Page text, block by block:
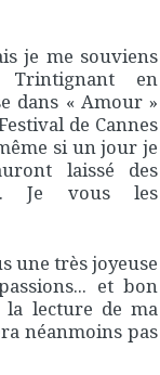
je me souviens
Trintignant en
dans « Amour »
de Cannes
si un jour je
laissé des
Je vous les
une très joyeuse
et bon
lecture de ma
néanmoins pas